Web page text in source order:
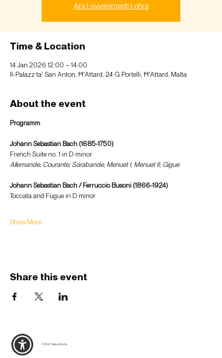
Ara l-avvenimenti l-oħra
Time & Location
14 Jan 2026 12:00 – 14:00
Il-Palazz ta' San Anton, Ħ'Attard, 24 G.Portelli, Ħ'Attard, Malta
About the event
Programm
Johann Sebastian Bach (1685-1750)
French Suite no. 1 in D minor
Allemande; Courante; Sarabande; Menuet I; Menuet II; Gigue
Johann Sebastian Bach / Ferruccio Busoni (1866-1924)
Toccata and Fugue in D minor
Show More
Share this event
© 2026, Festivals Malta